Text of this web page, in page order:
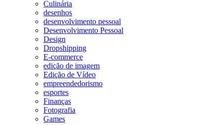
Culinária
desenhos
desenvolvimento pessoal
Desenvolvimento Pessoal
Design
Dropshipping
E-commerce
edição de imagem
Edição de Vídeo
empreendedorismo
esportes
Finanças
Fotografia
Games